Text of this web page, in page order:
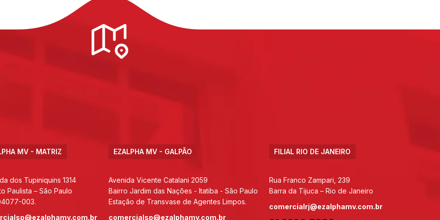
MV - MATRIZ
dos Tupiniquins 1314
Paulista – São Paulo
003.
EZALPHA MV - GALPÃO
Avenida Vicente Catalani 2059
Bairro Jardim das Nações - Itatiba - São Paulo
Estação de Transvase de Agentes Limpos.
comercialsp@ezalphamv.com.br
FILIAL RIO DE JANEIRO
Rua Franco Zampari, 239
Barra da Tijuca – Rio de Janeiro
comercialrj@ezalphamv.com.br